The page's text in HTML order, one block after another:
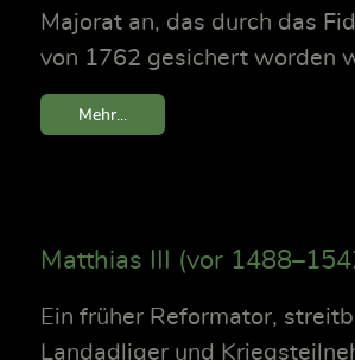
Majorat an, das durch das
von 1762 gesichert worden
Mehr...
Matthias III (vor
Ein früher Reformator,
Landadliger und